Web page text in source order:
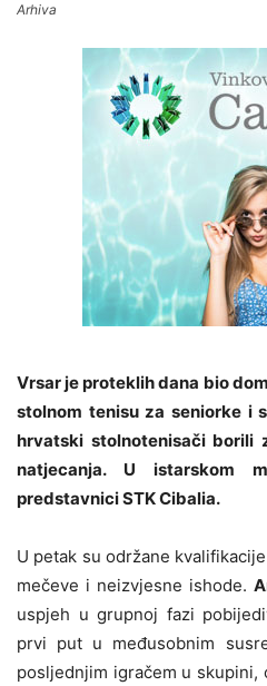
Arhiva
Vrsar je proteklih dana bio
stolnom tenisu za seniorke i
hrvatski stolnotenisači borili
natjecanja. U istarskom
predstavnici STK Cibalia.
U petak su održane
mečeve i neizvjesne ishode.
uspjeh u grupnoj fazi
prvi put u međusobnim
posljednjim igračem u